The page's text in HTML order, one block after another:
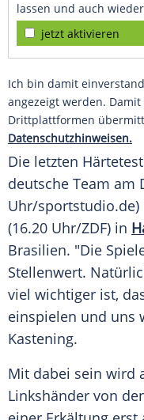
lassen und auch
jetzt aktivieren
Ich bin damit
angezeigt werden.
Drittplattformen
Datenschutzhinweisen.
Die letzten
deutsche Team am
Uhr/sportstudio.de)
(16.20 Uhr/ZDF) in
Brasilien. "Die
Stellenwert.
viel wichtiger ist,
einspielen und uns
Kastening.
Mit dabei sein wird
Linkshänder von